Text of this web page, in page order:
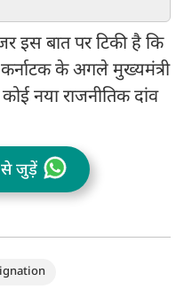
इस बात पर टिकी है कि
के अगले मुख्यमंत्री
नया राजनीतिक दांव
से जुड़ें